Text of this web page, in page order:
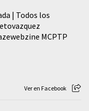
| Todos los
MCPTP
Ver en Facebook